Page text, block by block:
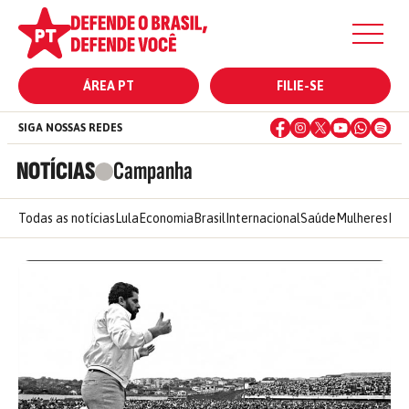
ÁREA PT FILIE-SE
NOTÍCIAS Campanha
SIGA NOSSAS REDES
Todas as notícias Lula Economia Brasil InternacionalSaúde Mulheres